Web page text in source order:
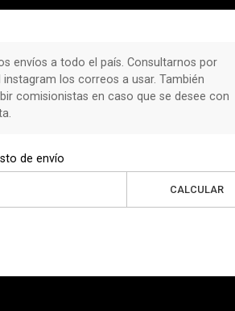
envíos a todo el país. Consultarnos por
los correos a usar. También
comisionistas en caso que se desee con
de envío
CALCULAR